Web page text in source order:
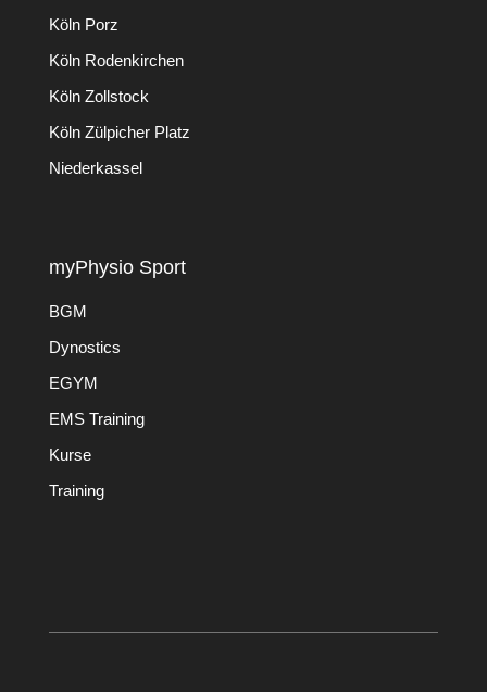
Köln Porz
Köln Rodenkirchen
Köln Zollstock
Köln Zülpicher Platz
Niederkassel
myPhysio Sport
BGM
Dynostics
EGYM
EMS Training
Kurse
Training